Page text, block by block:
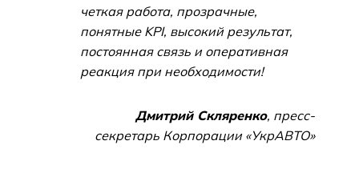
четкая работа, прозрачные,
понятные KPI, высокий результат,
постоянная связь и оперативная
реакция при необходимости!
Дмитрий Скляренко, пресс-
секретарь Корпорации «УкрАВТО»